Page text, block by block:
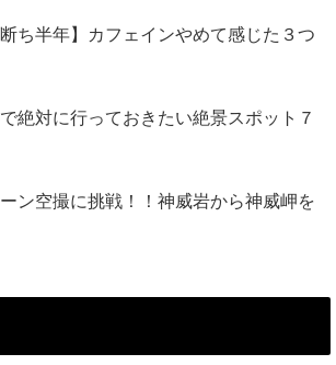
断ち半年】カフェインやめて感じた３つ
絶対に行っておきたい絶景スポット７
ン空撮に挑戦！！神威岩から神威岬を